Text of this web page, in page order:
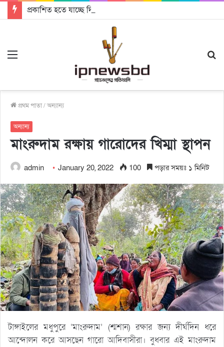
প্রকাশিত হতে যাচ্ছে দি রাবুগার নতুন গান ‘Baljanggi’
প্রথম পাতা/অন্যান্য
অন্যান্য
মাংরুদাম রক্ষায় গারোদের খিম্মা স্থাপন
admin January 20, 2022 100 পড়ার সময়ঃ ১ মিনিট
টাঙ্গাইলের মধুপুরে ‘মাংরুদাম’ (শ্মশান) রক্ষার জন্য দীর্ঘদিন ধরে
আন্দোলন করে আসছেন গারো আদিবাসীরা। বুধবার এই মাংরুদাম